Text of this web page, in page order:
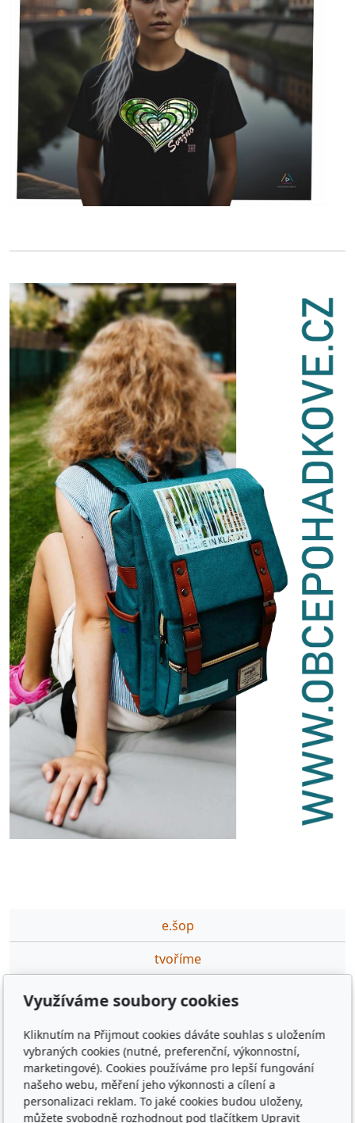
e.šop
tvoříme
podporujeme
ceník DTP,GFX prací
výuka·na·míru
Využíváme soubory cookies
Kliknutím na Přijmout cookies dáváte souhlas s uložením
vybraných cookies (nutné, preferenční, výkonnostní,
marketingové). Cookies používáme pro lepší fungování
našeho webu, měření jeho výkonnosti a cílení a
personalizaci reklam. To jaké cookies budou uloženy,
můžete svobodně rozhodnout pod tlačítkem Upravit